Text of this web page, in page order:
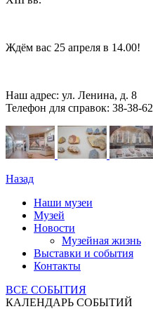
Ждём вас 25 апреля в 14.00!
Наш адрес: ул. Ленина, д. 8
Телефон для справок: 38-38-62
Назад
Наши музеи
Музей
Новости
Музейная жизнь
Выставки и события
Контакты
ВСЕ СОБЫТИЯ
КАЛЕНДАРЬ СОБЫТИЙ